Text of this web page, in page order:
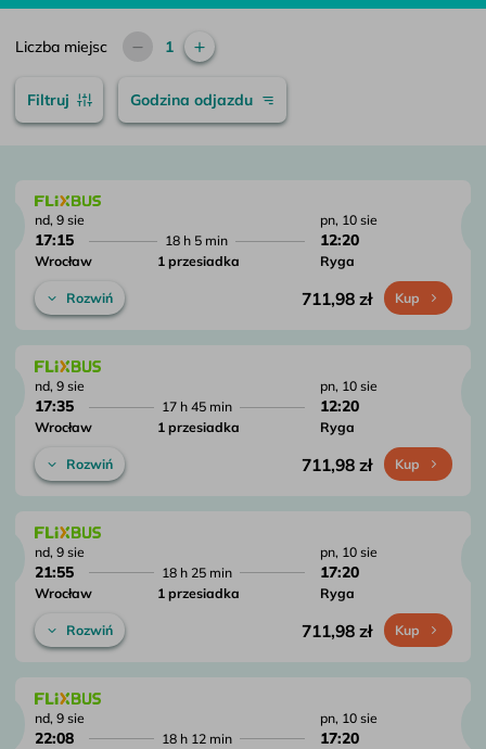
Liczba miejsc 1
Filtruj Godzina odjazdu
nd, 9 sie
17:15
18 h 5 min
Wrocław
1 przesiadka
pn, 10 sie
12:20
Ryga
Rozwiń 711,98 zł Kup
nd, 9 sie
17:35
17 h 45 min
Wrocław
1 przesiadka
pn, 10 sie
12:20
Ryga
Rozwiń 711,98 zł Kup
nd, 9 sie
21:55
18 h 25 min
Wrocław
1 przesiadka
pn, 10 sie
17:20
Ryga
Rozwiń 711,98 zł Kup
nd, 9 sie
22:08
18 h 12 min
pn, 10 sie
17:20